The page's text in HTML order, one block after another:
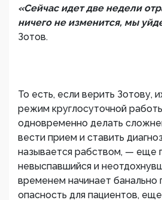
«Сейчас идет две недели
ничего не изменится, мы
Зотов.
То есть, если верить Зотову,
режим круглосуточной
одновременно делать
вести прием и ставить
называется рабством, — еще
невыспавшийся и
временем начинает банально
опасность для пациентов,